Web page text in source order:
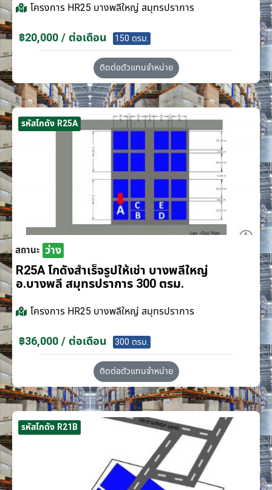
โครงการ HR25 บางพลีใหญ่ สมุทรปราการ
฿20,000 / ต่อเดือน 150 ตรม.
ติดต่อตัวแทนจำหน่าย
รหัสโกดัง R25A
สถานะ ว่าง
R25A โกดังสำเร็จรูปให้เช่า บางพลีใหญ่
อ.บางพลี สมุทรปราการ 300 ตรม.
โครงการ HR25 บางพลีใหญ่ สมุทรปราการ
฿36,000 / ต่อเดือน 300 ตรม.
ติดต่อตัวแทนจำหน่าย
รหัสโกดัง R21B